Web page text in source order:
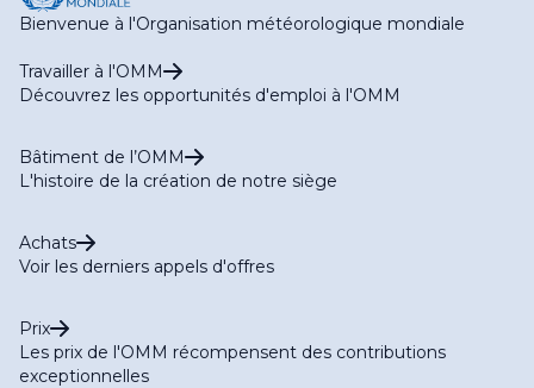
Bienvenue à l'Organisation météorologique mondiale
Travailler à l'OMM
Découvrez les opportunités d'emploi à l'OMM
Bâtiment de l’OMM
L'histoire de la création de notre siège
Achats
Voir les derniers appels d'offres
Prix
Les prix de l'OMM récompensent des contributions
exceptionnelles